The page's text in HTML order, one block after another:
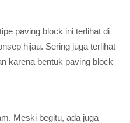
paving block ini terlihat di
hijau. Sering juga terlihat
karena bentuk paving block
Meski begitu, ada juga